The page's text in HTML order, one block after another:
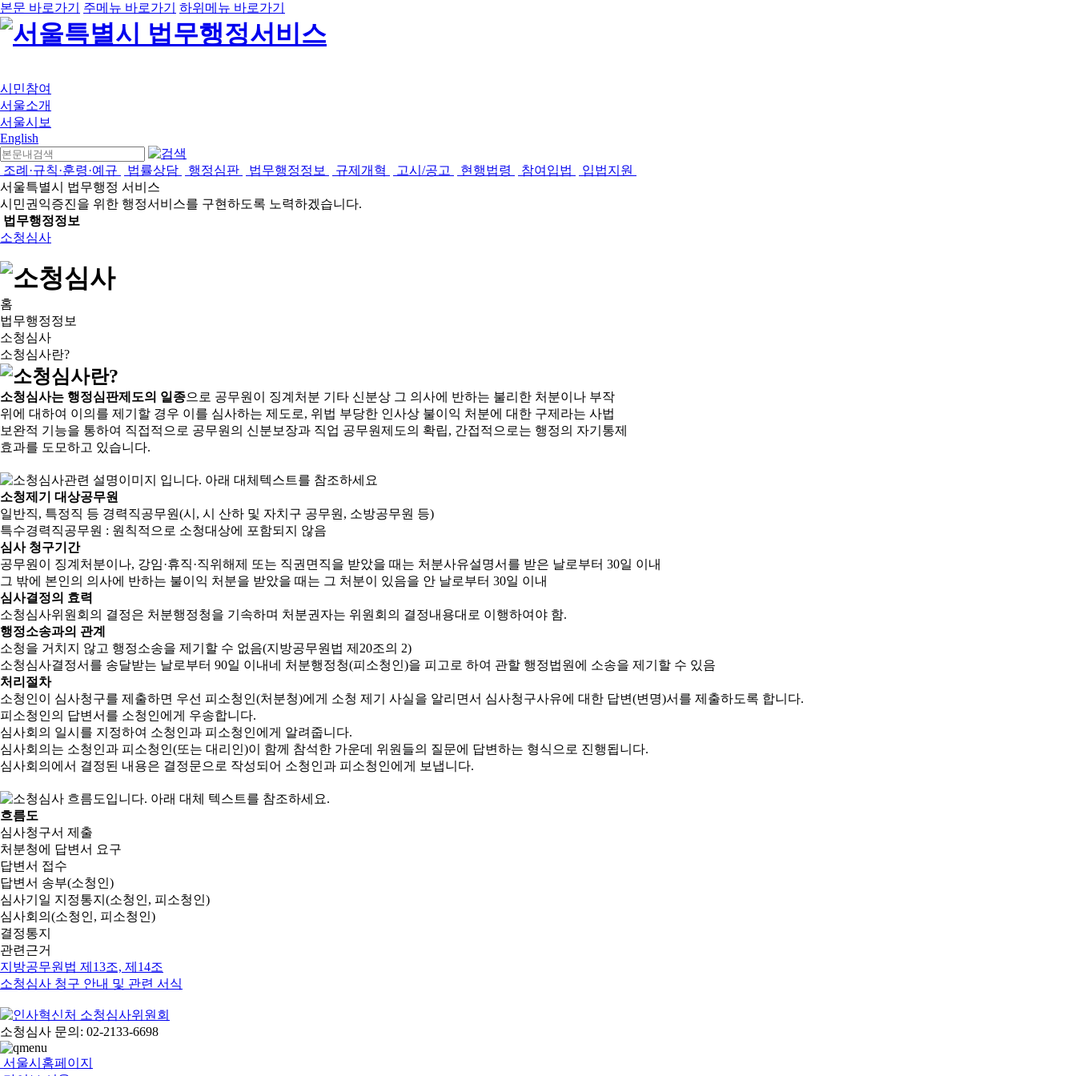
본문 바로가기 주메뉴 바로가기 하위메뉴 바로가기
시민참여
서울소개
서울시보
English
조례·규칙·훈령·예규 법률상담 행정심판 법무행정정보 규제개혁 고시/공고 현행법령 참여입법
입법지원
서울특별시 법무행정 서비스
시민권익증진을 위한 행정서비스를 구현하도록 노력하겠습니다.
법무행정정보
소청심사
홈
법무행정정보
소청심사
소청심사란?
소청심사는 행정심판제도의 일종으로 공무원이 징계처분 기타 신분상 그 의사에 반하는 불리한 처분이나 부작
위에 대하여 이의를 제기할 경우 이를 심사하는 제도로, 위법 부당한 인사상 불이익 처분에 대한 구제라는 사법
보완적 기능을 통하여 직접적으로 공무원의 신분보장과 직업 공무원제도의 확립, 간접적으로는 행정의 자기통제
효과를 도모하고 있습니다.
소청제기 대상공무원
일반직, 특정직 등 경력직공무원(시, 시 산하 및 자치구 공무원, 소방공무원 등)
특수경력직공무원 : 원칙적으로 소청대상에 포함되지 않음
심사 청구기간
공무원이 징계처분이나, 강임·휴직·직위해제 또는 직권면직을 받았을 때는 처분사유설명서를 받은 날로부터 30일 이내
그 밖에 본인의 의사에 반하는 불이익 처분을 받았을 때는 그 처분이 있음을 안 날로부터 30일 이내
심사결정의 효력
소청심사위원회의 결정은 처분행정청을 기속하며 처분권자는 위원회의 결정내용대로 이행하여야 함.
행정소송과의 관계
소청을 거치지 않고 행정소송을 제기할 수 없음(지방공무원법 제20조의 2)
소청심사결정서를 송달받는 날로부터 90일 이내네 처분행정청(피소청인)을 피고로 하여 관할 행정법원에 소송을 제기할 수 있음
처리절차
소청인이 심사청구를 제출하면 우선 피소청인(처분청)에게 소청 제기 사실을 알리면서 심사청구사유에 대한 답변(변명)서를 제출하도록 합니다.
피소청인의 답변서를 소청인에게 우송합니다.
심사회의 일시를 지정하여 소청인과 피소청인에게 알려줍니다.
심사회의는 소청인과 피소청인(또는 대리인)이 함께 참석한 가운데 위원들의 질문에 답변하는 형식으로 진행됩니다.
심사회의에서 결정된 내용은 결정문으로 작성되어 소청인과 피소청인에게 보냅니다.
흐름도
심사청구서 제출
처분청에 답변서 요구
답변서 접수
답변서 송부(소청인)
심사기일 지정통지(소청인, 피소청인)
심사회의(소청인, 피소청인)
결정통지
관련근거
지방공무원법 제13조, 제14조
소청심사 청구 안내 및 관련 서식
소청심사 문의: 02-2133-6698
서울시홈페이지